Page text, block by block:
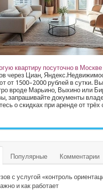
квартиру посуточно в Москве
через Циан,
от 1500–2000 рублей в сутки.
вроде Марьино, Выхино или
запрашивайте документы
о скидках при аренде от трёх
Популярные Комментарии
с услугой «контроль
и как работает